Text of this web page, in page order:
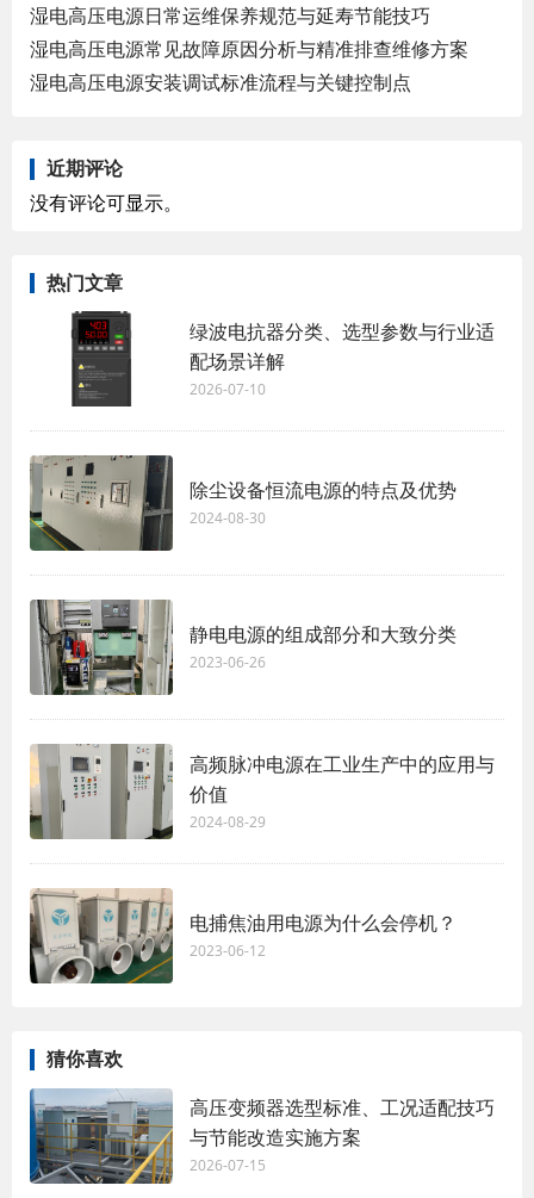
湿电高压电源日常运维保养规范与延寿节能技巧
湿电高压电源常见故障原因分析与精准排查维修方案
湿电高压电源安装调试标准流程与关键控制点
近期评论
没有评论可显示。
热门文章
绿波电抗器分类、选型参数与行业适
配场景详解
2026-07-10
除尘设备恒流电源的特点及优势
2024-08-30
静电电源的组成部分和大致分类
2023-06-26
高频脉冲电源在工业生产中的应用与
价值
2024-08-29
电捕焦油用电源为什么会停机？
2023-06-12
猜你喜欢
高压变频器选型标准、工况适配技巧
与节能改造实施方案
2026-07-15